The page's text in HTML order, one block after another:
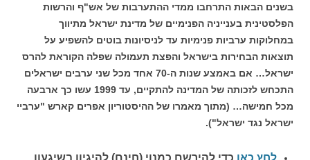
בשנים הבאות התרחבו ממדי ההתערבות של אש"ף והרשות
הפלסטינית בענייניה הפנימיים של מדינת ישראל מתיווך
במחלוקות ערביות פנימיות עד לניסיונות בוטים להשפיע על
תוצאות הבחירות בישראל והפצת תעמולה שפלה הקוראת להרס
ישראל… אם באמצע שנות ה-70 אחד מכל שני ערבים ישראלים
התכחש לזכותה של המדינה להתקיים, עד 1999 עשו כך ארבעה
מכל חמישה… (מתוך מאמרו של ההיסטוריון אפרים קארש "ערביי
ישראל נגד ישראל").
לחץ כאן כדי להירשם כמנוי (חינם) להיגיון בשיגעון